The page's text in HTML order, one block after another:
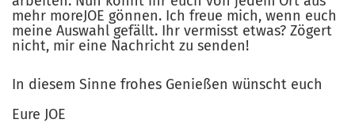
mehr moreJOE gönnen. Ich freue mich, wenn euch
meine Auswahl gefällt. Ihr vermisst etwas? Zögert
nicht, mir eine Nachricht zu senden!
In diesem Sinne frohes Genießen wünscht euch
Eure JOE